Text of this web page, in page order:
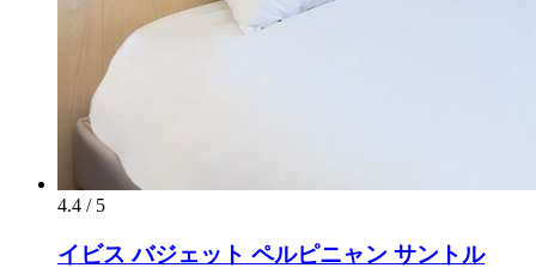
4.4 / 5
イビス バジェット ペルピニャン サントル